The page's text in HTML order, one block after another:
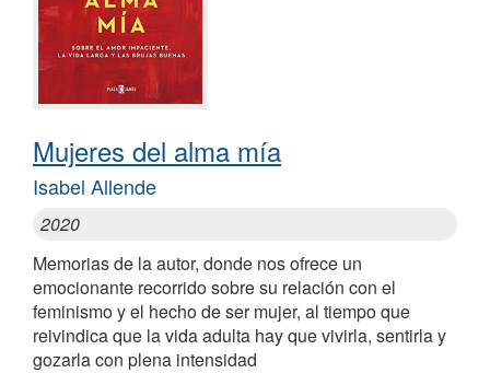
Mujeres del alma mía
Isabel Allende
2020
Memorias de la autor, donde nos ofrece un
emocionante recorrido sobre su relación con el
feminismo y el hecho de ser mujer, al tiempo que
reivindica que la vida adulta hay que vivirla, sentirla y
gozarla con plena intensidad